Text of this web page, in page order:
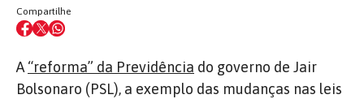
Compartilhe
A “reforma” da Previdência do governo de Jair
Bolsonaro (PSL), a exemplo das mudanças nas leis